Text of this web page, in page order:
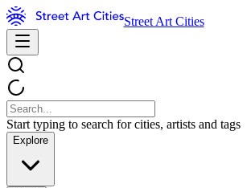
Street Art Cities
Start typing to search for cities, artists and tags
Explore